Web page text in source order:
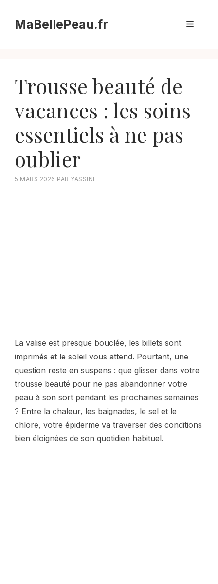
contenuMaBellePeau.fr Menu
Trousse beauté de
vacances : les soins
essentiels à ne pas
oublier
5 MARS 2026 PAR YASSINE
La valise est presque bouclée, les billets sont
imprimés et le soleil vous attend. Pourtant, une
question reste en suspens : que glisser dans votre
trousse beauté pour ne pas abandonner votre
peau à son sort pendant les prochaines semaines
? Entre la chaleur, les baignades, le sel et le
chlore, votre épiderme va traverser des conditions
bien éloignées de son quotidien habituel.